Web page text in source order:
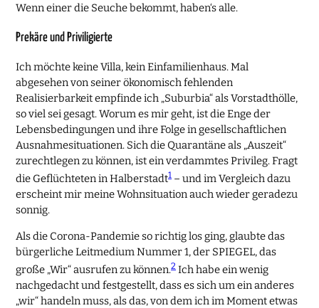
Wenn einer die Seuche bekommt, haben‘s alle.
Prekäre und Priviligierte
Ich möchte keine Villa, kein Einfamilienhaus. Mal
abgesehen von seiner ökonomisch fehlenden
Realisierbarkeit empfinde ich „Suburbia“ als Vorstadthölle,
so viel sei gesagt. Worum es mir geht, ist die Enge der
Lebensbedingungen und ihre Folge in gesellschaftlichen
Ausnahmesituationen. Sich die Quarantäne als „Auszeit“
zurechtlegen zu können, ist ein verdammtes Privileg. Fragt
die Geflüchteten in Halberstadt1 – und im Vergleich dazu
erscheint mir meine Wohnsituation auch wieder geradezu
sonnig.
Als die Corona-Pandemie so richtig los ging, glaubte das
bürgerliche Leitmedium Nummer 1, der SPIEGEL, das
große „Wir“ ausrufen zu können.2 Ich habe ein wenig
nachgedacht und festgestellt, dass es sich um ein anderes
„wir“ handeln muss, als das, von dem ich im Moment etwas